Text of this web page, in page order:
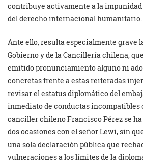
contribuye activamente a la
del derecho internacional humanitario.
Ante ello, resulta especialmente grave
Gobierno y de la Cancillería chilena,
emitido pronunciamiento alguno ni
concretas frente a estas reiteradas
revisar el estatus diplomático del
inmediato de conductas incompatibles
canciller chileno Francisco Pérez se
dos ocasiones con el señor Lewi, sin
una sola declaración pública que
vulneraciones a los límites de la